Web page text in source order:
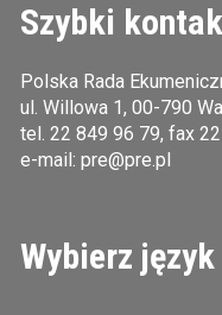
Szybki
Polska Rada
ul. Willowa 1, 00-790
tel. 22 849 96 79, fax
e-mail: pre@pre.pl
Wybierz język